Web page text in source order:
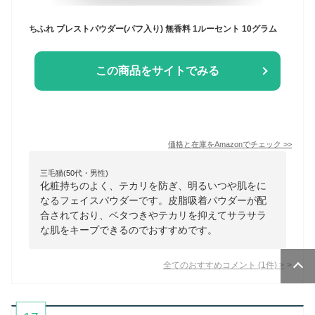
ちふれ プレストパウダー(パフ入り) 無香料 1ルーセント 10グラム
この商品をサイトでみる
価格と在庫をAmazonでチェック >>
三毛猫(50代・男性)
化粧持ちのよく、テカリを防ぎ、明るいつや肌をに
なるフェイスパウダーです。皮脂吸着パウダーが配
合されており、ベタつきやテカリを抑えてサラサラ
な肌をキープできるのでおすすめです。
全てのおすすめコメント (1 件) >